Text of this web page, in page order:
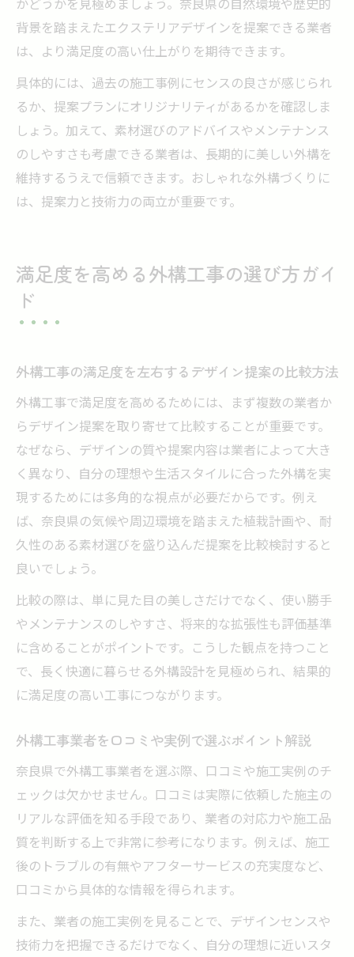
背景を踏まえたエクステリアデザインを提案できる業者
は、より満足度の高い仕上がりを期待できます。
具体的には、過去の施工事例にセンスの良さが感じられ
るか、提案プランにオリジナリティがあるかを確認しま
しょう。加えて、素材選びのアドバイスやメンテナンス
のしやすさも考慮できる業者は、長期的に美しい外構を
維持するうえで信頼できます。おしゃれな外構づくりに
は、提案力と技術力の両立が重要です。
満足度を高める外構工事の選び方ガイ
ド
外構工事の満足度を左右するデザイン提案の比較方法
外構工事で満足度を高めるためには、まず複数の業者か
らデザイン提案を取り寄せて比較することが重要です。
なぜなら、デザインの質や提案内容は業者によって大き
く異なり、自分の理想や生活スタイルに合った外構を実
現するためには多角的な視点が必要だからです。例え
ば、奈良県の気候や周辺環境を踏まえた植栽計画や、耐
久性のある素材選びを盛り込んだ提案を比較検討すると
良いでしょう。
比較の際は、単に見た目の美しさだけでなく、使い勝手
やメンテナンスのしやすさ、将来的な拡張性も評価基準
に含めることがポイントです。こうした観点を持つこと
で、長く快適に暮らせる外構設計を見極められ、結果的
に満足度の高い工事につながります。
外構工事業者を口コミや実例で選ぶポイント解説
奈良県で外構工事業者を選ぶ際、口コミや施工実例のチ
ェックは欠かせません。口コミは実際に依頼した施主の
リアルな評価を知る手段であり、業者の対応力や施工品
質を判断する上で非常に参考になります。例えば、施工
後のトラブルの有無やアフターサービスの充実度など、
口コミから具体的な情報を得られます。
また、業者の施工実例を見ることで、デザインセンスや
技術力を把握できるだけでなく、自分の理想に近いスタ